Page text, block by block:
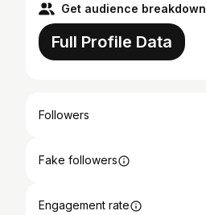
Get audience breakdown
Full Profile Data
Followers
Fake followers
Engagement rate